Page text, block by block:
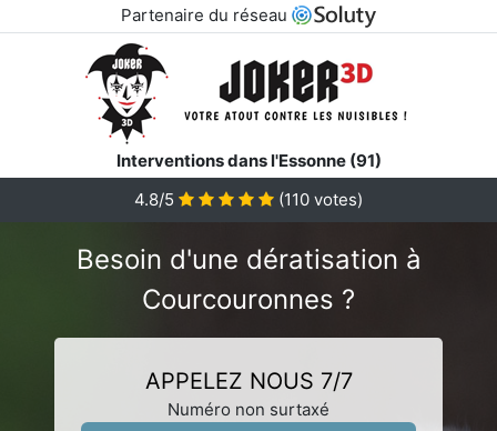
Partenaire du réseau
Interventions dans l'Essonne (91)
4.8/5 (110 votes)
Besoin d'une dératisation à
Courcouronnes ?
APPELEZ NOUS 7/7
Numéro non surtaxé